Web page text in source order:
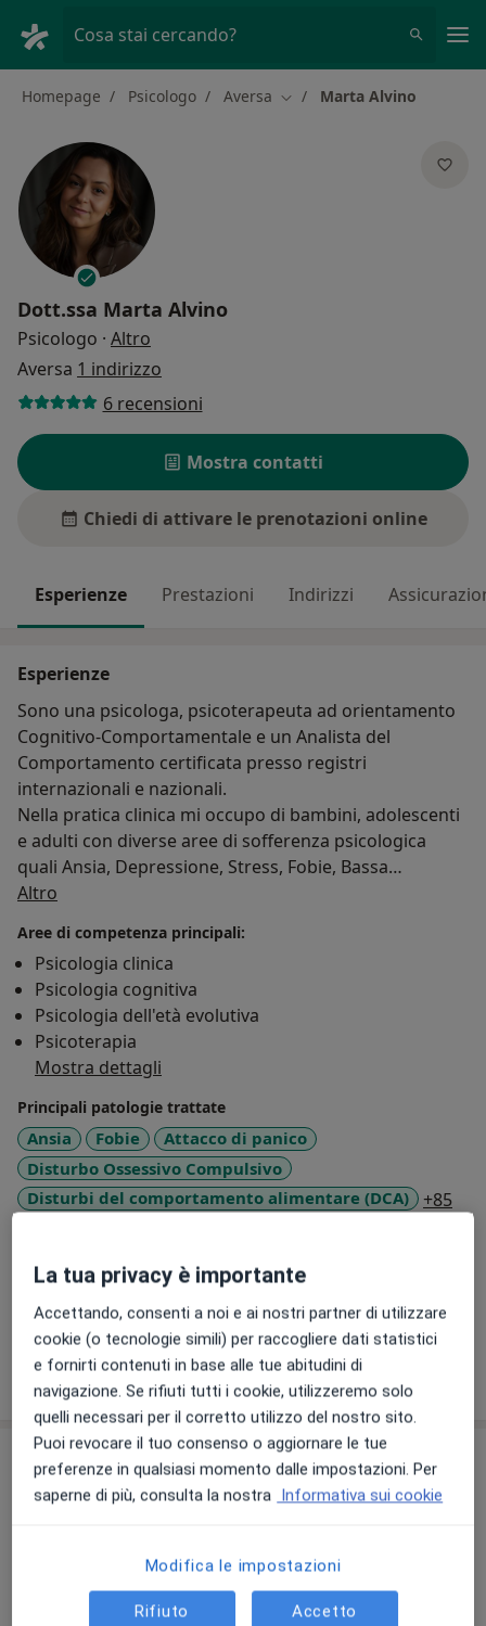
Cosa stai cercando?
Homepage Psicologo Aversa Cambia città
Marta Alvino
Dott.ssa Marta Alvino
Psicologo · Altro
Aversa 1 indirizzo
6 recensioni
Mostra contatti
Chiedi di attivare le prenotazioni online
Esperienze Prestazioni Indirizzi
Esperienze
Sono una psicologa, psicoterapeuta ad orientamento
Cognitivo-Comportamentale e un Analista del
Comportamento certificata presso registri
internazionali e nazionali.
Nella pratica clinica mi occupo di bambini, adolescenti
e adulti con diverse aree di sofferenza psicologica
quali Ansia, Depressione, Stress, Fobie, Bassa
Autostima, Attacco Di Panico, Disturbo del
Compulsivo, Autismo, DSA.
Come Analista del Comportamento sono specializzata
nella valutazione e nell'implementazione di
programmazioni individualizzate secondo i principi
dell'Applied Behavior Analysis (ABA).
Altro
Aree di competenza principali:
Psicologia clinica
Psicologia cognitiva
Psicologia dell'età evolutiva
Psicoterapia
Mostra dettagli
Principali patologie trattate
Ansia Fobie
Attacco di panico
Disturbo Ossessivo Compulsivo
Disturbi del comportamento alimentare (DCA)
+85
Adulti (Solo in alcuni indirizzi)
Bambini a partire da 3 anni (Solo in alcuni indirizzi)
Mostra dettagli
sull'esperienza
Prestazioni e prezzi
Psicoterapia
La tua privacy è importante
Accettando, consenti a noi e ai nostri partner di utilizzare
cookie (o tecnologie simili) per raccogliere dati statistici
e fornirti contenuti in base alle tue abitudini di
navigazione. Se rifiuti tutti i cookie, utilizzeremo solo
quelli necessari per il corretto utilizzo del nostro sito.
Puoi revocare il tuo consenso o aggiornare le tue
preferenze in qualsiasi momento dalle impostazioni. Per
saperne di più, consulta la nostra Informativa sui cookie
Modifica le impostazioni
Rifiuto Accetto